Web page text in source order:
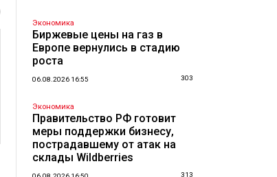
Экономика
Биржевые цены на газ в
Европе вернулись в стадию
роста
06.08.2026 16:55 303
Экономика
Правительство РФ готовит
меры поддержки бизнесу,
пострадавшему от атак на
склады Wildberries
313